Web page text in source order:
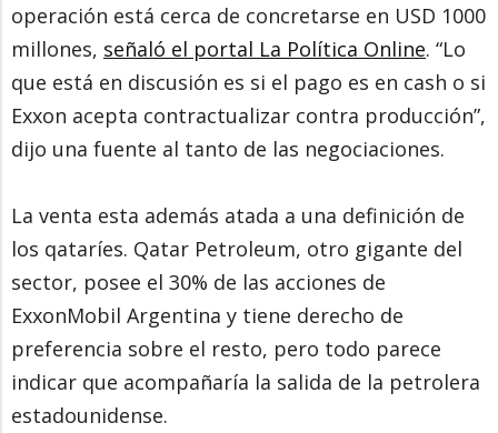
operación está cerca de concretarse en USD 1000
millones, señaló el portal La Política Online. “Lo
que está en discusión es si el pago es en cash o si
Exxon acepta contractualizar contra producción”,
dijo una fuente al tanto de las negociaciones.
La venta esta además atada a una definición de
los qataríes. Qatar Petroleum, otro gigante del
sector, posee el 30% de las acciones de
ExxonMobil Argentina y tiene derecho de
preferencia sobre el resto, pero todo parece
indicar que acompañaría la salida de la petrolera
estadounidense.